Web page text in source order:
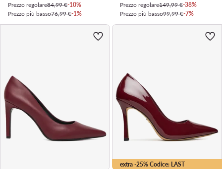
Prezzo regolare84,99 €-10%
Prezzo più basso76,99 €-1%
Prezzo regolare149,99 €-38%
Prezzo più basso99,99 €-7%
extra -25% Codice: LAST